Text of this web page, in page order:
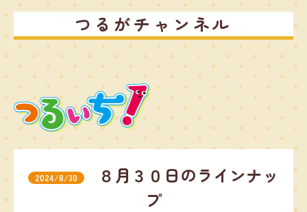
つるがチャンネル
2024/8/30
８月３０日のラインナッ
プ